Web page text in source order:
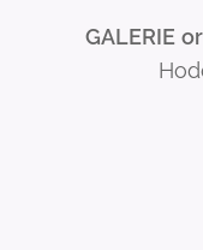
GALERIE